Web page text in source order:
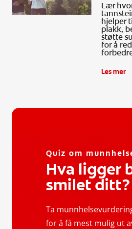
Lær
hjelper
plakk,
støtte
for å
Les mer
Quiz om
Hva ligger
smilet ditt?
Ta
for å få mest mulig ut